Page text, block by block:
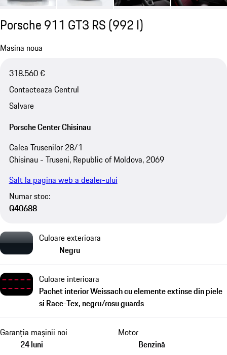
Porsche 911 GT3 RS(992 I)
Masina noua
318.560 €
Contacteaza Centrul
Salvare
Porsche Center Chisinau
Calea Trusenilor 28/1
Chisinau - Truseni, Republic of Moldova, 2069
Salt la pagina web a dealer-ului
Numar stoc:
Q40688
Culoare exterioara
Negru
Culoare interioara
Pachet interior Weissach cu elemente extinse din piele
si Race-Tex, negru/rosu guards
Garanția mașinii noi
24 luni
Motor
Benzină